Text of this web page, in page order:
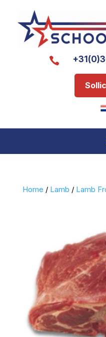

Home / Lamb / Lamb